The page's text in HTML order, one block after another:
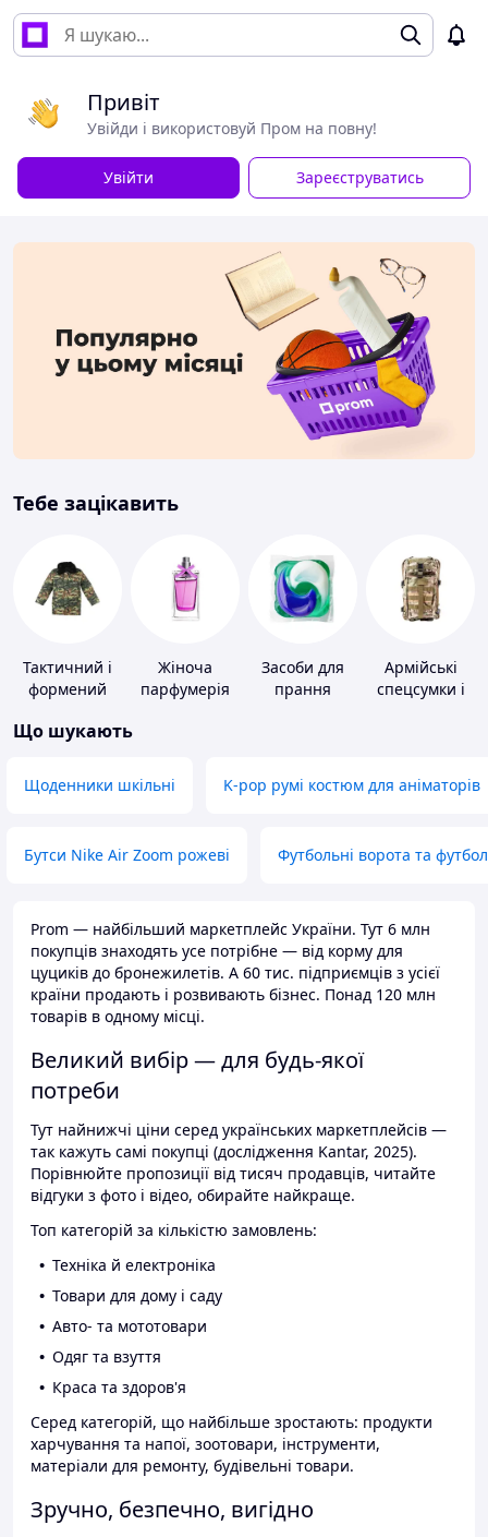
Привіт
Увійди і використовуй Пром на повну!
Увійти Зареєструватись
Тебе зацікавить
Тактичний і
формений
Жіноча
парфумерія
Засоби для
прання
Армійські
спецсумки і
Що шукають
Щоденники шкільні K-pop румі костюм для аніматорів
Бутси Nike Air Zoom рожеві Футбольні ворота та
Prom — найбільший маркетплейс України. Тут 6 млн
покупців знаходять усе потрібне — від корму для
цуциків до бронежилетів. А 60 тис. підприємців з усієї
країни продають і розвивають бізнес. Понад 120 млн
товарів в одному місці.
Великий вибір — для будь-якої
потреби
Тут найнижчі ціни серед українських маркетплейсів —
так кажуть самі покупці (дослідження Kantar, 2025).
Порівнюйте пропозиції від тисяч продавців, читайте
відгуки з фото і відео, обирайте найкраще.
Топ категорій за кількістю замовлень:
Техніка й електроніка
Товари для дому і саду
Авто- та мототовари
Одяг та взуття
Краса та здоров'я
Серед категорій, що найбільше зростають: продукти
харчування та напої, зоотовари, інструменти,
матеріали для ремонту, будівельні товари.
Зручно, безпечно, вигідно